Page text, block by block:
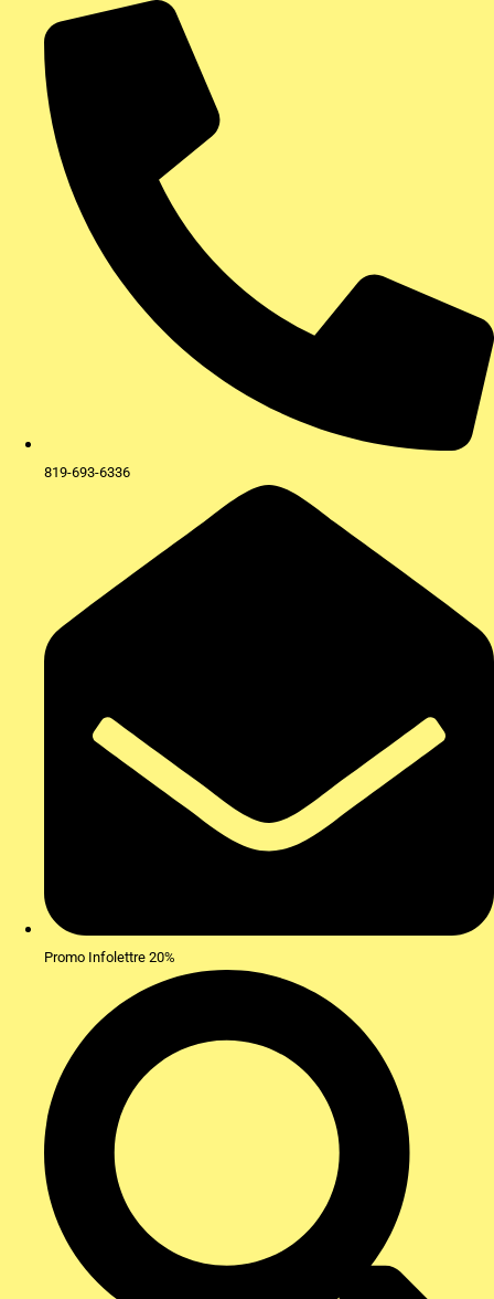
contenu
819-693-6336
Promo Infolettre 20%